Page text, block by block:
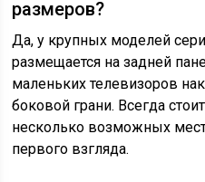
размеров?
Да, у крупных моделей
размещается на задней
маленьких телевизоров
боковой грани. Всегда
несколько возможных
первого взгляда.